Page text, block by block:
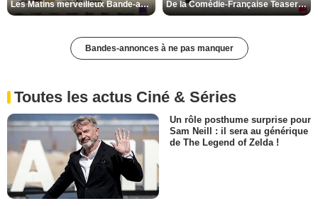
Les Matins merveilleux Bande-annonce VF De la Comédie-Française Teaser VF
Bandes-annonces à ne pas manquer
Toutes les actus Ciné & Séries
Un rôle posthume surprise pour
Sam Neill : il sera au générique
de The Legend of Zelda !